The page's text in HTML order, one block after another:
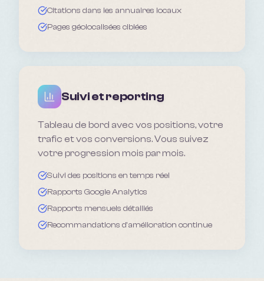
Citations dans les annuaires locaux
Pages géolocalisées ciblées
Suivi et reporting
Tableau de bord avec vos positions, votre
trafic et vos conversions. Vous suivez
votre progression mois par mois.
Suivi des positions en temps réel
Rapports Google Analytics
Rapports mensuels détaillés
Recommandations d'amélioration continue